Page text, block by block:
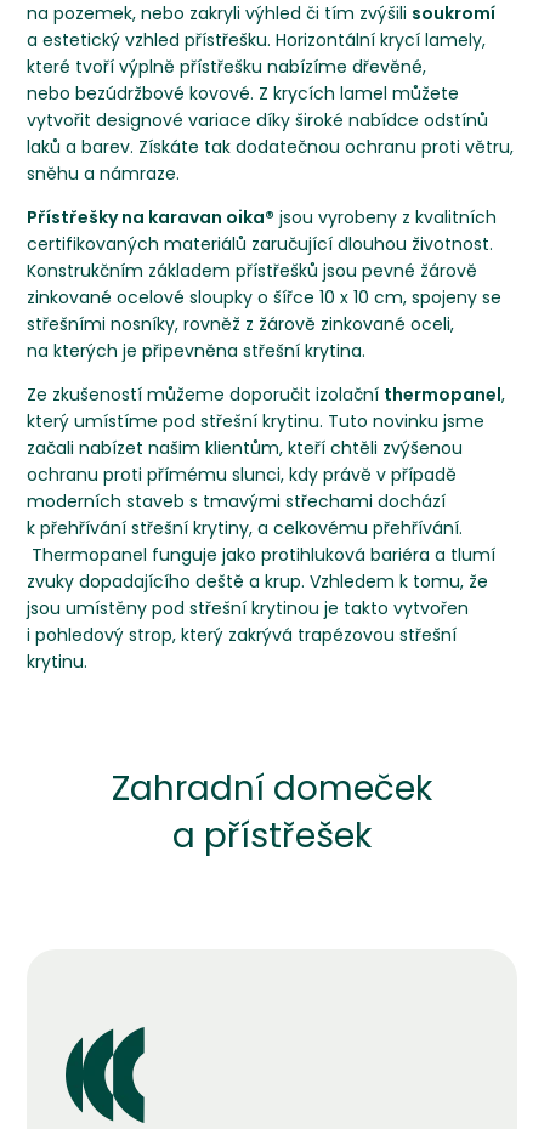
na pozemek, nebo zakryli výhled či tím zvýšili soukromí
a estetický vzhled přístřešku. Horizontální krycí lamely,
které tvoří výplně přístřešku nabízíme dřevěné,
nebo bezúdržbové kovové. Z krycích lamel můžete
vytvořit designové variace díky široké nabídce odstínů
laků a barev. Získáte tak dodatečnou ochranu proti větru,
sněhu a námraze.
Přístřešky na karavan oika® jsou vyrobeny z kvalitních
certifikovaných materiálů zaručující dlouhou životnost.
Konstrukčním základem přístřešků jsou pevné žárově
zinkované ocelové sloupky o šířce 10 x 10 cm, spojeny se
střešními nosníky, rovněž z žárově zinkované oceli,
na kterých je připevněna střešní krytina.
Ze zkušeností můžeme doporučit izolační thermopanel,
který umístíme pod střešní krytinu. Tuto novinku jsme
začali nabízet našim klientům, kteří chtěli zvýšenou
ochranu proti přímému slunci, kdy právě v případě
moderních staveb s tmavými střechami dochází
k přehřívání střešní krytiny, a celkovému přehřívání.
Thermopanel funguje jako protihluková bariéra a tlumí
zvuky dopadajícího deště a krup. Vzhledem k tomu, že
jsou umístěny pod střešní krytinou je takto vytvořen
i pohledový strop, který zakrývá trapézovou střešní
krytinu.
Zahradní domeček
a přístřešek